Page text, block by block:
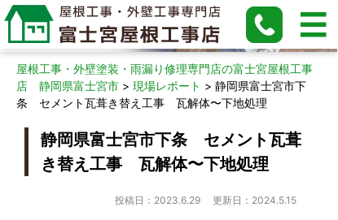
現場レポート
屋根工事・外壁塗装・雨漏り修理専門店の富士宮屋根工事
店 静岡県富士宮市 > 現場レポート > 静岡県富士宮市下
条 セメント瓦葺き替え工事 瓦解体〜下地処理
静岡県富士宮市下条 セメント瓦葺
き替え工事 瓦解体〜下地処理
投稿日：2023.6.29 更新日：2024.5.15